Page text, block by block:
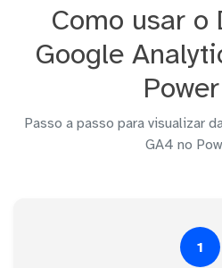
Como usar o
Google
Passo a passo para visualizar
GA4 no
1